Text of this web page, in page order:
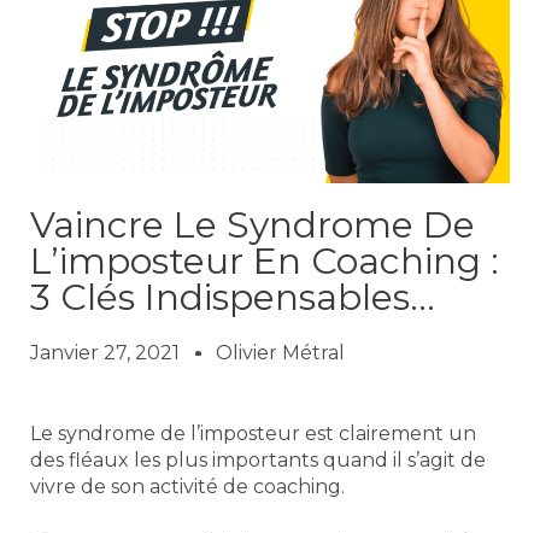
Vaincre Le Syndrome De
L’imposteur En Coaching :
3 Clés Indispensables…
Janvier 27, 2021 Olivier Métral
Le syndrome de l’imposteur est clairement un
des fléaux les plus importants quand il s’agit de
vivre de son activité de coaching.